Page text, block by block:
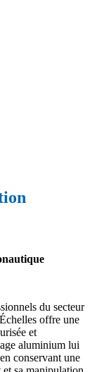
du secteur
offre une
et
aluminium lui
conservant une